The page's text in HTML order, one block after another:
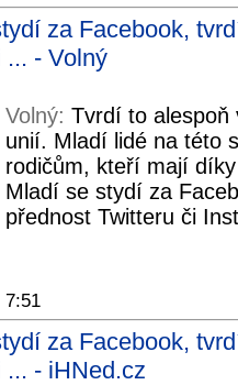
za Facebook,
... - Volný
Volný: Tvrdí to alespoň
unií. Mladí lidé na této
rodičům, kteří mají
Mladí se stydí za
přednost Twitteru či
7:51
za Facebook,
... - iHNed.cz